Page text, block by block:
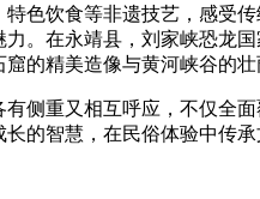
色饮食等非遗技艺，感受
。在永靖县，刘家峡恐龙
的精美造像与黄河峡谷的
重又相互呼应，不仅全面
的智慧，在民俗体验中传